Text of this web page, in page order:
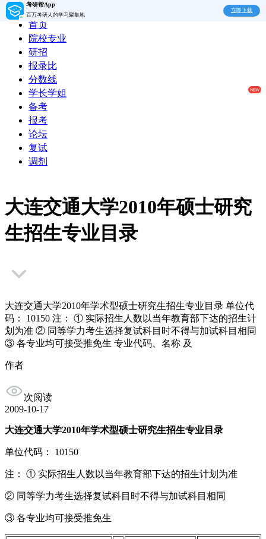
考研帮App
百万考研人的学习聚集地
立即下载
首页
院校专业
研招
报录比
分数线
学长学姐
备考
报考
论坛
复试
调剂
大连交通大学2010年硕士研究
生招生专业目录
大连交通大学2010年学术型硕士研究生招生专业目录 单位代
码： 10150 注： ① 实际招生人数以当年教育部下达的招生计
划为准 ② 同等学力考生选择复试科目时不得与加试科目相同
③ 各专业均可接受推免生 专业代码、名称 及
作者
次阅读
2009-10-17
大连交通大学2010年学术型硕士研究生招生专业目录
单位代码： 10150
注： ① 实际招生人数以当年教育部下达的招生计划为准
② 同等学力考生选择复试科目时不得与加试科目相同
③ 各专业均可接受推免生